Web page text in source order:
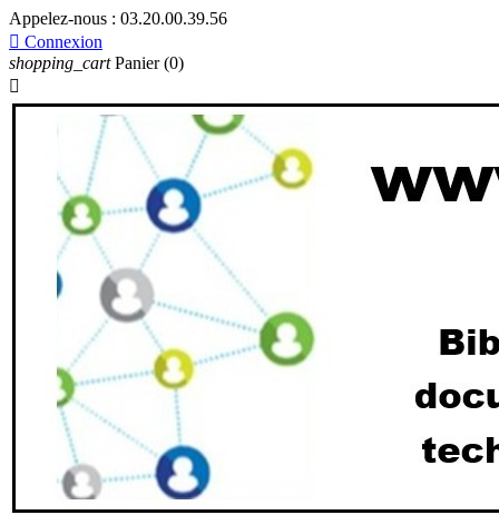
Appelez-nous : 03.20.00.39.56
 Connexion
shopping_cart Panier (0)
